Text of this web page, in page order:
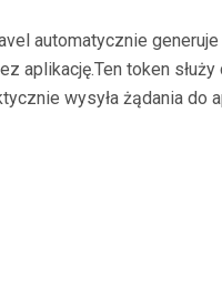
automatycznie
aplikację.Ten token
wysyła żądania do